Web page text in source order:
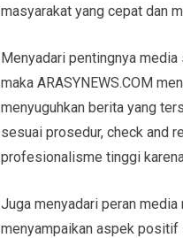
masyarakat yang cepat dan
Menyadari pentingnya
maka ARASYNEWS.COM
menyuguhkan berita yang
sesuai prosedur, check and
profesionalisme tinggi
Juga menyadari peran
menyampaikan aspek positif